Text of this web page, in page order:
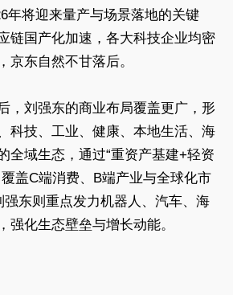
年将迎来量产与场景落地的关键
链国产化加速，各大科技企业均密
京东自然不甘落后。
，刘强东的商业布局覆盖更广，形
科技、工业、健康、本地生活、海
全域生态，通过“重资产基建+轻资
盖C端消费、B端产业与全球化市
强东则重点发力机器人、汽车、海
强化生态壁垒与增长动能。